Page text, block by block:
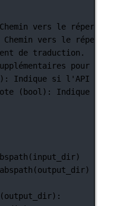
vers le
vers le
de traduction.
pour la
Indique si l'API
(bool): Indique si